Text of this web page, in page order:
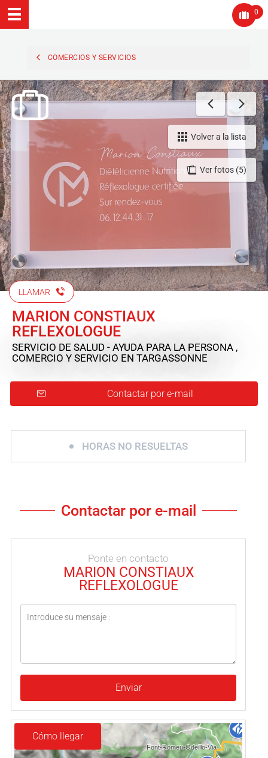
0
COMERCIOS Y SERVICIOS
Ver fotos (5)
Volver a la lista
LLAMAR
MARION CONSTIAUX
REFLEXOLOGUE
SERVICIO DE SALUD - AYUDA PARA LA PERSONA ,
COMERCIO Y SERVICIO EN TARGASSONNE
Contactar por e-mail
HORAS NO RESUELTAS
Contactar por e-mail
Ponte en contacto
MARION CONSTIAUX
REFLEXOLOGUE
Enviar
Cómo llegar